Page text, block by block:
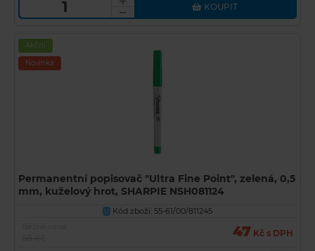
KOUPIT
Akční
Novinka
Permanentní popisovač "Ultra Fine Point", zelená, 0,5
mm, kuželový hrot, SHARPIE NSH081124
U
Kód zboží: 55-61/00/811245
47 Kč s DPH